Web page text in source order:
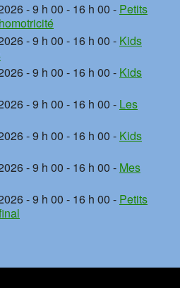
- 9 h 00 - 16 h 00 - Petits
- 9 h 00 - 16 h 00 - Kids
- 9 h 00 - 16 h 00 - Kids
- 9 h 00 - 16 h 00 - Les
- 9 h 00 - 16 h 00 - Kids
- 9 h 00 - 16 h 00 - Mes
- 9 h 00 - 16 h 00 - Petits